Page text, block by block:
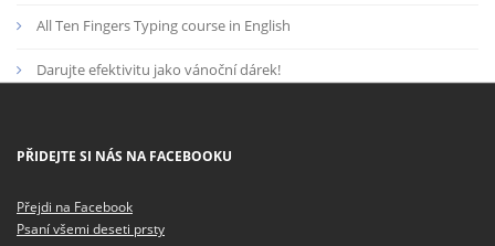
All Ten Fingers Typing course in English
Darujte efektivitu jako vánoční dárek!
PŘIDEJTE SI NÁS NA FACEBOOKU
Přejdi na Facebook
Psaní všemi deseti prsty